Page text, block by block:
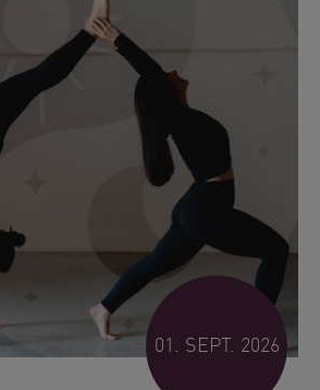
01. SEPT. 2026